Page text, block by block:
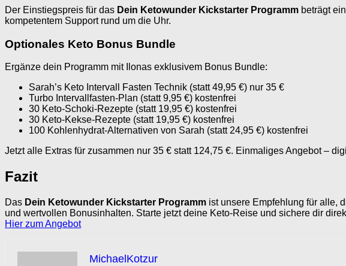
Der Einstiegspreis für das Dein Ketowunder Kickstarter Programm beträgt
kompetentem Support rund um die Uhr.
Optionales Keto Bonus Bundle
Ergänze dein Programm mit Ilonas exklusivem Bonus Bundle:
Sarah’s Keto Intervall Fasten Technik (statt 49,95 €) nur 35 €
Turbo Intervallfasten-Plan (statt 9,95 €) kostenfrei
30 Keto-Schoki-Rezepte (statt 19,95 €) kostenfrei
30 Keto-Kekse-Rezepte (statt 19,95 €) kostenfrei
100 Kohlenhydrat-Alternativen von Sarah (statt 24,95 €) kostenfrei
Jetzt alle Extras für zusammen nur 35 € statt 124,75 €. Einmaliges Angebot –
Fazit
Das Dein Ketowunder Kickstarter Programm ist unsere Empfehlung für alle,
und wertvollen Bonusinhalten. Starte jetzt deine Keto-Reise und sichere dir
Hier zum Angebot
MichaelKotzur